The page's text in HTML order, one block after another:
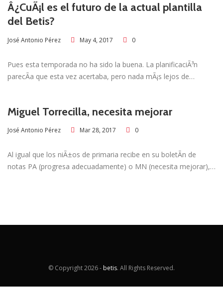
Â¿CuÃ¡l es el futuro de la actual plantilla
del Betis?
José Antonio Pérez May 4, 2017 0
Pues esta temporada no ha sido la buena. La planificaciÃ³n
parecÃ­a que esta vez acertaba, pero nada mÃ¡s lejos de…
Miguel Torrecilla, necesita mejorar
José Antonio Pérez Mar 28, 2017 0
Al igual que los niÃ±os de primaria recibe en su boletÃ­n de
notas PA (progresa adecuadamente) o MN (necesita mejorar),…
© Copyright2026 - betis. All Rights Reserved.